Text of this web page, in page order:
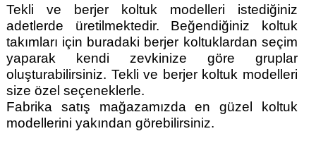
Tekli ve berjer koltuk modelleri istediğiniz
adetlerde üretilmektedir. Beğendiğiniz koltuk
takımları için buradaki berjer koltuklardan seçim
yaparak kendi zevkinize göre gruplar
oluşturabilirsiniz. Tekli ve berjer koltuk modelleri
size özel seçeneklerle.
Fabrika satış mağazamızda en güzel koltuk
modellerini yakından görebilirsiniz.